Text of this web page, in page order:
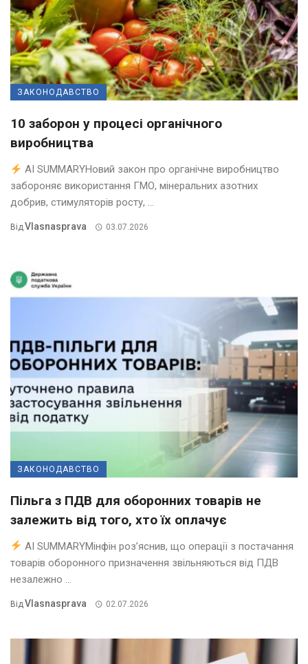
ЗАКОНОДАВСТВО
10 заборон у процесі органічного
виробництва
AI SUMMARYНовий закон про органічне виробництво
забороняє використання ГМО, мінеральних азотних
добрив, стимуляторів росту, ...
ВідVlasnasprava 03.07.2026
ЗАКОНОДАВСТВО
Пільга з ПДВ для оборонних товарів не
залежить від того, хто їх оплачує
AI SUMMARYМінфін роз’яснив, що операції з постачання
товарів оборонного призначення звільняються від ПДВ
незалежно ...
Від Vlasnasprava 02.07.2026